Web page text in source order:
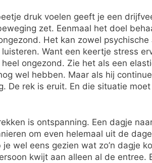
druk voelen geeft je een
zet. Eenmaal het doel
Het kan zowel
Want een keertje stress
ongezond. Zie het als een
wel hebben. Maar als hij
De rek is eruit. En die situatie
is ontspanning. Een dagje
om even helemaal uit de
wel eens gezien wat zo’n dagje
kwijt aan alleen al de entree.